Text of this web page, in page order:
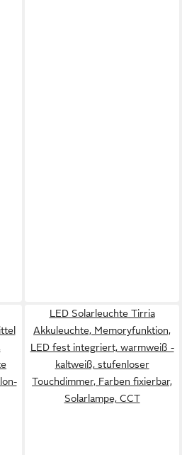
LED Solarleuchte Tirria
Akkuleuchte, Memoryfunktion,
LED fest integriert, warmweiß -
kaltweiß, stufenloser
Touchdimmer, Farben fixierbar,
Solarlampe, CCT